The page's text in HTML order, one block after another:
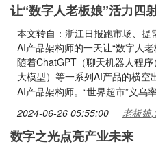
让“数字人老板娘”活力四
本文转自：浙江日报跑市场、
AI产品架构师的一天让“数字人
随着ChatGPT（聊天机器人程
大模型）等一系列AI产品的横空
AI产品架构师。“世界超市”义乌
2024-06-26 05:55:00 老板娘
数字之光点亮产业未来